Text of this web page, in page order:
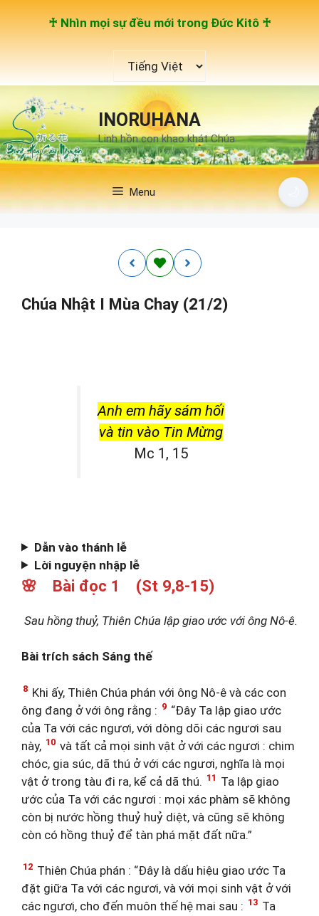
♰ Nhìn mọi sự đều mới trong Đức Kitô ♰
ngôn
ngữ
INORUHANA
Linh hồn con khao khát Chúa
Menu
Chúa Nhật I Mùa Chay (21/2)
Anh em hãy sám hối
và tin vào Tin Mừng
Mc 1, 15
Dẫn vào thánh lễ
Lời nguyện nhập lễ
🌸 Bài đọc 1 (St 9,8-15)
Sau hồng thuỷ, Thiên Chúa lập giao ước với ông Nô-ê.
Bài trích sách Sáng thế
8 Khi ấy, Thiên Chúa phán với ông Nô-ê và các con
ông đang ở với ông rằng : 9 “Đây Ta lập giao ước
của Ta với các ngươi, với dòng dõi các ngươi sau
này, 10 và tất cả mọi sinh vật ở với các ngươi : chim
chóc, gia súc, dã thú ở với các ngươi, nghĩa là mọi
vật ở trong tàu đi ra, kể cả dã thú. 11 Ta lập giao
ước của Ta với các ngươi : mọi xác phàm sẽ không
còn bị nước hồng thuỷ huỷ diệt, và cũng sẽ không
còn có hồng thuỷ để tàn phá mặt đất nữa.”
12 Thiên Chúa phán : “Đây là dấu hiệu giao ước Ta
đặt giữa Ta với các ngươi, và với mọi sinh vật ở với
các ngươi, cho đến muôn thế hệ mai sau : 13 Ta